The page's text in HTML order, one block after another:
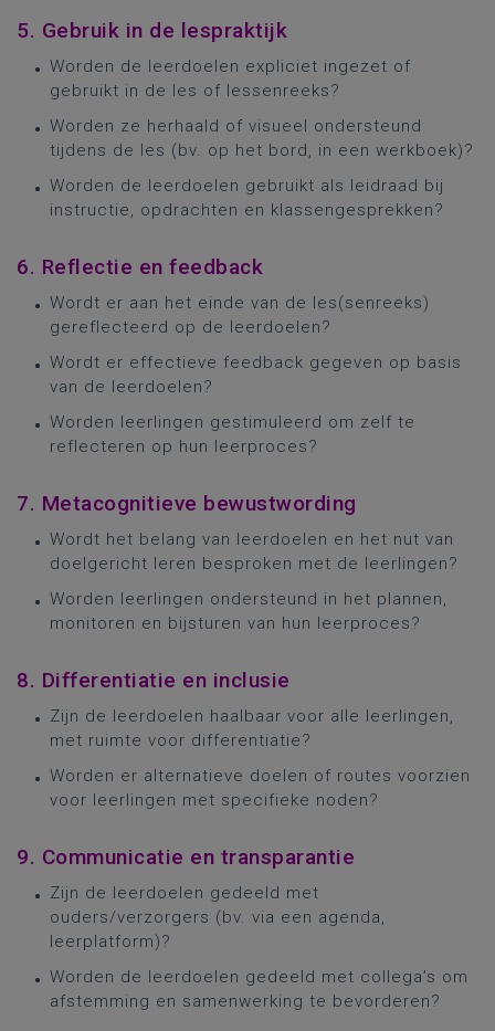
5. Gebruik in de lespraktijk
Worden de leerdoelen expliciet ingezet of
gebruikt in de les of lessenreeks?
Worden ze herhaald of visueel ondersteund
tijdens de les (bv. op het bord, in een werkboek)?
Worden de leerdoelen gebruikt als leidraad bij
instructie, opdrachten en klassengesprekken?
6. Reflectie en feedback
Wordt er aan het einde van de les(senreeks)
gereflecteerd op de leerdoelen?
Wordt er effectieve feedback gegeven op basis
van de leerdoelen?
Worden leerlingen gestimuleerd om zelf te
reflecteren op hun leerproces?
7. Metacognitieve bewustwording
Wordt het belang van leerdoelen en het nut van
doelgericht leren besproken met de leerlingen?
Worden leerlingen ondersteund in het plannen,
monitoren en bijsturen van hun leerproces?
8. Differentiatie en inclusie
Zijn de leerdoelen haalbaar voor alle leerlingen,
met ruimte voor differentiatie?
Worden er alternatieve doelen of routes voorzien
voor leerlingen met specifieke noden?
9. Communicatie en transparantie
Zijn de leerdoelen gedeeld met
ouders/verzorgers (bv. via een agenda,
leerplatform)?
Worden de leerdoelen gedeeld met collega’s om
afstemming en samenwerking te bevorderen?